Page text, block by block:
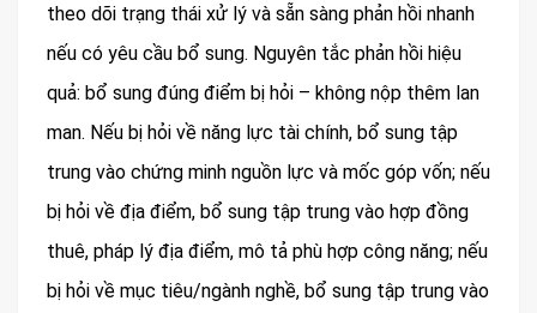
theo dõi trạng thái xử lý và sẵn sàng phản hồi nhanh
nếu có yêu cầu bổ sung. Nguyên tắc phản hồi hiệu
quả: bổ sung đúng điểm bị hỏi – không nộp thêm lan
man. Nếu bị hỏi về năng lực tài chính, bổ sung tập
trung vào chứng minh nguồn lực và mốc góp vốn; nếu
bị hỏi về địa điểm, bổ sung tập trung vào hợp đồng
thuê, pháp lý địa điểm, mô tả phù hợp công năng; nếu
bị hỏi về mục tiêu/ngành nghề, bổ sung tập trung vào